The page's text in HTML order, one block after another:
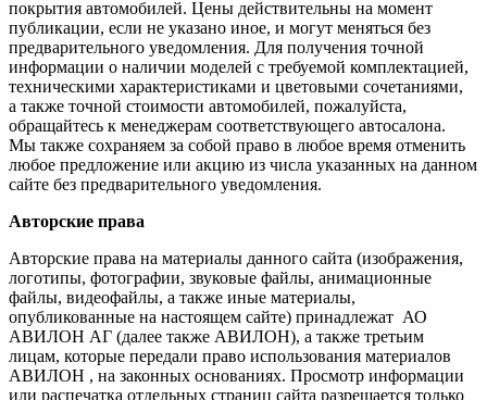
покрытия автомобилей. Цены действительны на момент
публикации, если не указано иное, и могут меняться без
предварительного уведомления. Для получения точной
информации о наличии моделей с требуемой комплектацией,
техническими характеристиками и цветовыми сочетаниями,
а также точной стоимости автомобилей, пожалуйста,
обращайтесь к менеджерам соответствующего автосалона.
Мы также сохраняем за собой право в любое время отменить
любое предложение или акцию из числа указанных на данном
сайте без предварительного уведомления.
Авторские права
Авторские права на материалы данного сайта (изображения,
логотипы, фотографии, звуковые файлы, анимационные
файлы, видеофайлы, а также иные материалы,
опубликованные на настоящем сайте) принадлежат АО
АВИЛОН АГ (далее также АВИЛОН), а также третьим
лицам, которые передали право использования материалов
АВИЛОН , на законных основаниях. Просмотр информации
или распечатка отдельных страниц сайта разрешается только